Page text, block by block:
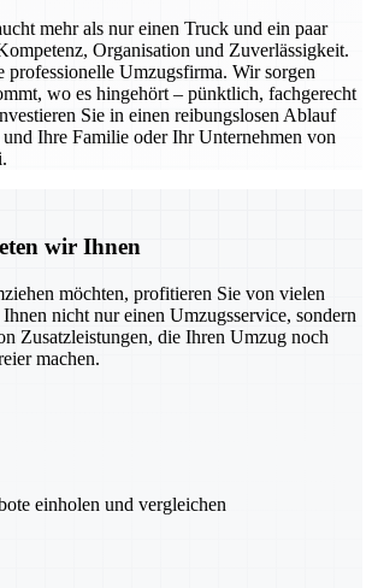
mehr als nur einen Truck und ein paar
Organisation und Zuverlässigkeit.
professionelle Umzugsfirma. Wir sorgen
wo es hingehört – pünktlich, fachgerecht
Sie in einen reibungslosen Ablauf
Ihre Familie oder Ihr Unternehmen von
wir Ihnen
möchten, profitieren Sie von vielen
nicht nur einen Umzugsservice, sondern
Zusatzleistungen, die Ihren Umzug noch
machen.
einholen und vergleichen